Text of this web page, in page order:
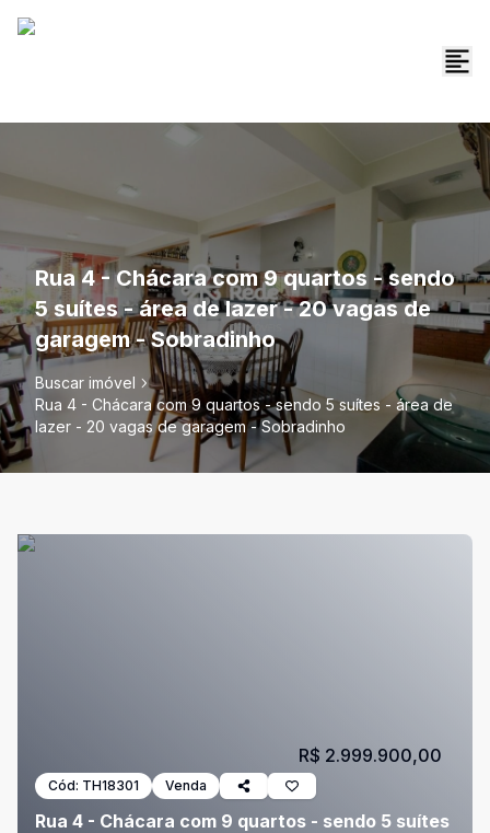
Rua 4 - Chácara com 9 quartos - sendo
5 suítes - área de lazer - 20 vagas de
garagem - Sobradinho
Buscar imóvel
Rua 4 - Chácara com 9 quartos - sendo 5 suítes - área de
lazer - 20 vagas de garagem - Sobradinho
Cód: TH18301 Venda
Rua 4 - Chácara com 9 quartos - sendo 5 suítes
R$ 2.999.900,00